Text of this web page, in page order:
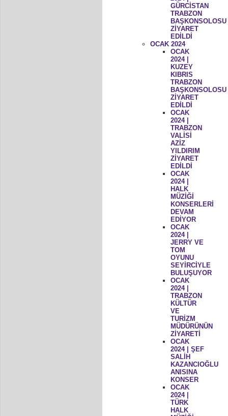
GÜRCİSTAN
TRABZON
BAŞKONSOLOSU
ZİYARET
EDİLDİ
OCAK 2024
OCAK
2024 |
KUZEY
KIBRIS
TRABZON
BAŞKONSOLOSU
ZİYARET
EDİLDİ
OCAK
2024 |
TRABZON
VALİSİ
AZİZ
YILDIRIM
ZİYARET
EDİLDİ
OCAK
2024 |
HALK
MÜZİĞİ
KONSERLERİ
DEVAM
EDİYOR
OCAK
2024 |
JERRY VE
TOM
OYUNU
SEYİRCİYLE
BULUŞUYOR
OCAK
2024 |
TRABZON
KÜLTÜR
VE
TURİZM
MÜDÜRÜNÜN
ZİYARETİ
OCAK
2024 | ŞEF
SALİH
KAZANCIOĞLU
ANISINA
KONSER
OCAK
2024 |
TÜRK
HALK